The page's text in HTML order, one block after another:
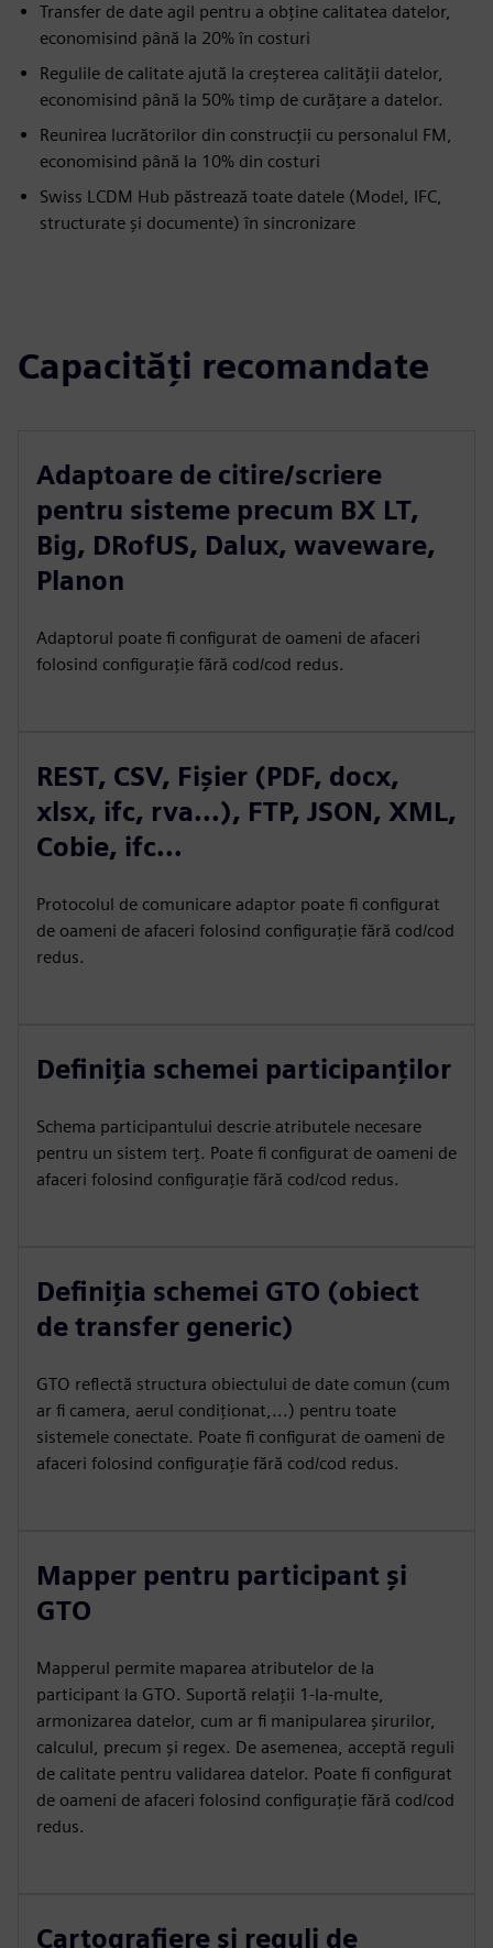
Transfer de date agil pentru a obține calitatea datelor,
economisind până la 20% în costuri
Regulile de calitate ajută la creșterea calității datelor,
economisind până la 50% timp de curățare a datelor.
Reunirea lucrătorilor din construcții cu personalul FM,
economisind până la 10% din costuri
Swiss LCDM Hub păstrează toate datele (Model, IFC,
structurate și documente) în sincronizare
Capacități recomandate
Adaptoare de citire/scriere
pentru sisteme precum BX LT,
Big, DRofUS, Dalux, waveware,
Planon
Adaptorul poate fi configurat de oameni de afaceri
folosind configurație fără cod/cod redus.
REST, CSV, Fișier (PDF, docx,
xlsx, ifc, rva...), FTP, JSON, XML,
Cobie, ifc...
Protocolul de comunicare adaptor poate fi configurat
de oameni de afaceri folosind configurație fără cod/cod
redus.
Definiția schemei participanților
Schema participantului descrie atributele necesare
pentru un sistem terț. Poate fi configurat de oameni de
afaceri folosind configurație fără cod/cod redus.
Definiția schemei GTO (obiect
de transfer generic)
GTO reflectă structura obiectului de date comun (cum
ar fi camera, aerul condiționat,...) pentru toate
sistemele conectate. Poate fi configurat de oameni de
afaceri folosind configurație fără cod/cod redus.
Mapper pentru participant și
GTO
Mapperul permite maparea atributelor de la
participant la GTO. Suportă relații 1-la-multe,
armonizarea datelor, cum ar fi manipularea șirurilor,
calculul, precum și regex. De asemenea, acceptă reguli
de calitate pentru validarea datelor. Poate fi configurat
de oameni de afaceri folosind configurație fără cod/cod
redus.
Cartografiere și reguli de